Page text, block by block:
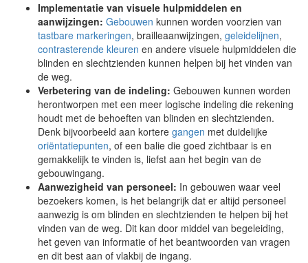
Implementatie van visuele hulpmiddelen en
aanwijzingen: Gebouwen kunnen worden voorzien van
tastbare markeringen, brailleaanwijzingen, geleidelijnen,
contrasterende kleuren en andere visuele hulpmiddelen die
blinden en slechtzienden kunnen helpen bij het vinden van
de weg.
Verbetering van de indeling: Gebouwen kunnen worden
herontworpen met een meer logische indeling die rekening
houdt met de behoeften van blinden en slechtzienden.
Denk bijvoorbeeld aan kortere gangen met duidelijke
oriëntatiepunten, of een balie die goed zichtbaar is en
gemakkelijk te vinden is, liefst aan het begin van de
gebouwingang.
Aanwezigheid van personeel: In gebouwen waar veel
bezoekers komen, is het belangrijk dat er altijd personeel
aanwezig is om blinden en slechtzienden te helpen bij het
vinden van de weg. Dit kan door middel van begeleiding,
het geven van informatie of het beantwoorden van vragen
en dit best aan of vlakbij de ingang.